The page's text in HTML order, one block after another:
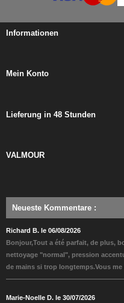
Informationen
Mein Konto
Lieferung in 48 Stunden
VALMOUR
Neueste Kommentare :
Richard B. le 06/08/2026
Bonjour,Tout a été parfait, de plus,
nettoyage "normal", pression
de mains si trop longtemps.Vous
Marie-Noelle D. le 30/07/2026